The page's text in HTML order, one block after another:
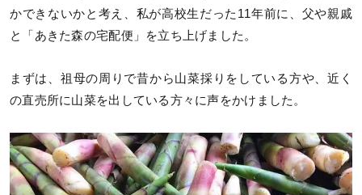
かできないかと考え、私が高校生だった11年前に、父や親戚
と「あきた森の宅配便」を立ち上げました。
まずは、祖母の周りで昔から山菜採りをしている方や、近く
の直売所に山菜を出している方々に声をかけました。